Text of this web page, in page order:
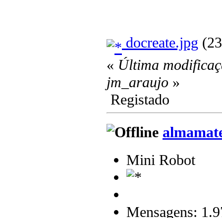
docreate.jpg
« Última
jm_araujo »
Registado
Mini Robot
Mensagens: